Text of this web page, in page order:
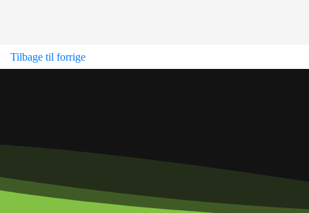
Tilbage til forrige